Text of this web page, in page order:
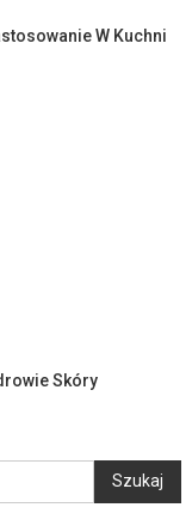
W Kuchni
Skóry
Szukaj